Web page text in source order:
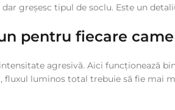
greșesc tipul de soclu. Este un
pentru fiecare
agresivă. Aici funcționează
fluxul luminos total trebuie să fie